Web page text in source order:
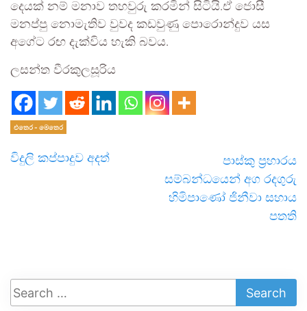
දෙයක් නම් මනාව තහවුරු කරමින් සිටියි.ඒ ජොසී
මනප්පු නොමැතිව වුවද කඩවුණු පොරොන්දුව යස
අගේට රඟ දැක්විය හැකි බවය.
ලසන්ත වීරකුලසූරිය
එතෙර - මෙතෙර
විදුලි කප්පාදුව අදත්
පාස්කු ප්‍රහාරය
සම්බන්ධයෙන් අග රදගුරු
හිමිපාණෝ ජිනීවා සහාය
පතති